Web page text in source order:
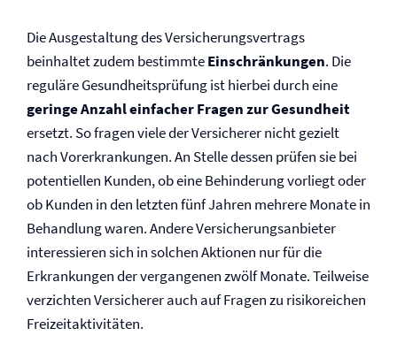
Die Ausgestaltung des Versicherungs­vertrags
beinhaltet zudem bestimmteEinschränkungen. Die
reguläre Gesund­heits­prü­fung ist hierbei durch eine
geringe Anzahl einfacher Fragen zur Gesundheit
ersetzt. So fragen viele der Versicherer nicht gezielt
nach Vor­erkrankungen. An Stelle dessen prüfen sie bei
potentiellen Kunden, ob eine Behinderung vorliegt oder
ob Kunden in den letzten fünf Jahren mehrere Monate in
Behandlung waren. Andere Versicherungs­anbieter
interessieren sich in solchen Aktionen nur für die
Erkrankungen der vergangenen zwölf Monate. Teilweise
verzichten Versicherer auch auf Fragen zu risikoreichen
Freizeitaktivitäten.